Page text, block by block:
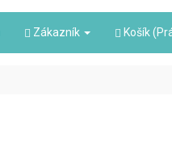
Zákazník Košík